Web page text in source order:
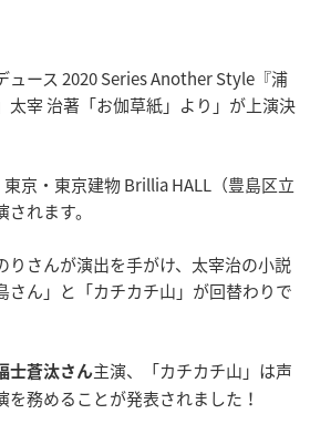
ュース 2020 Series Another Style『浦
太宰 治著「お伽草紙」より」が上演決
京・東京建物 Brillia HALL（豊島区立
れます。
りさんが演出を手がけ、太宰治の小説
さん」と「カチカチ山」が回替わりで
士蒼汰さん主演、「カチカチ山」は声
を務めることが発表されました！